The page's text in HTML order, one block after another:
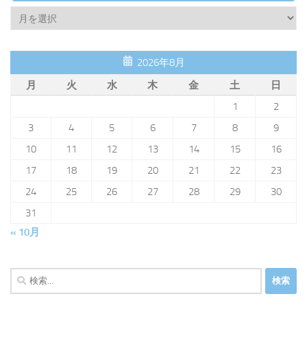
Archive
2026年8月
月
火 水 木 金 土
日
1
2
3
4 5 6 7 8
9
10
11 12 13 14 15
16
17
18 19 20 21 22
23
24
25 26 27 28 29
30
31
« 10月
検
索: